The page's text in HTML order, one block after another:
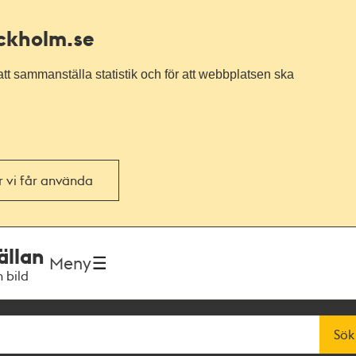
sammanställa statistik och för att webbplatsen ska
vi får använda
bild
Meny
Sök